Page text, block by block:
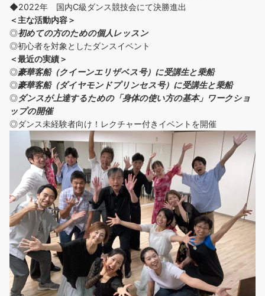
◆2022年 国内C級ダンス競技会にて決勝進出
＜主な活動内容＞
◎初めての方のための個人レッスン
◎初心者を対象としたダンスイベント
＜最近の実績＞
◎豪華客船（クイーンエリザベス号）に受講生と乗船
◎豪華客船（ダイヤモンドプリンセス号）に受講生と乗船
◎ダンスが上達するための「身体の使い方の基本」ワークショ
ップの開催
◎ダンス未経験者向け！レクチャー付きイベントを開催